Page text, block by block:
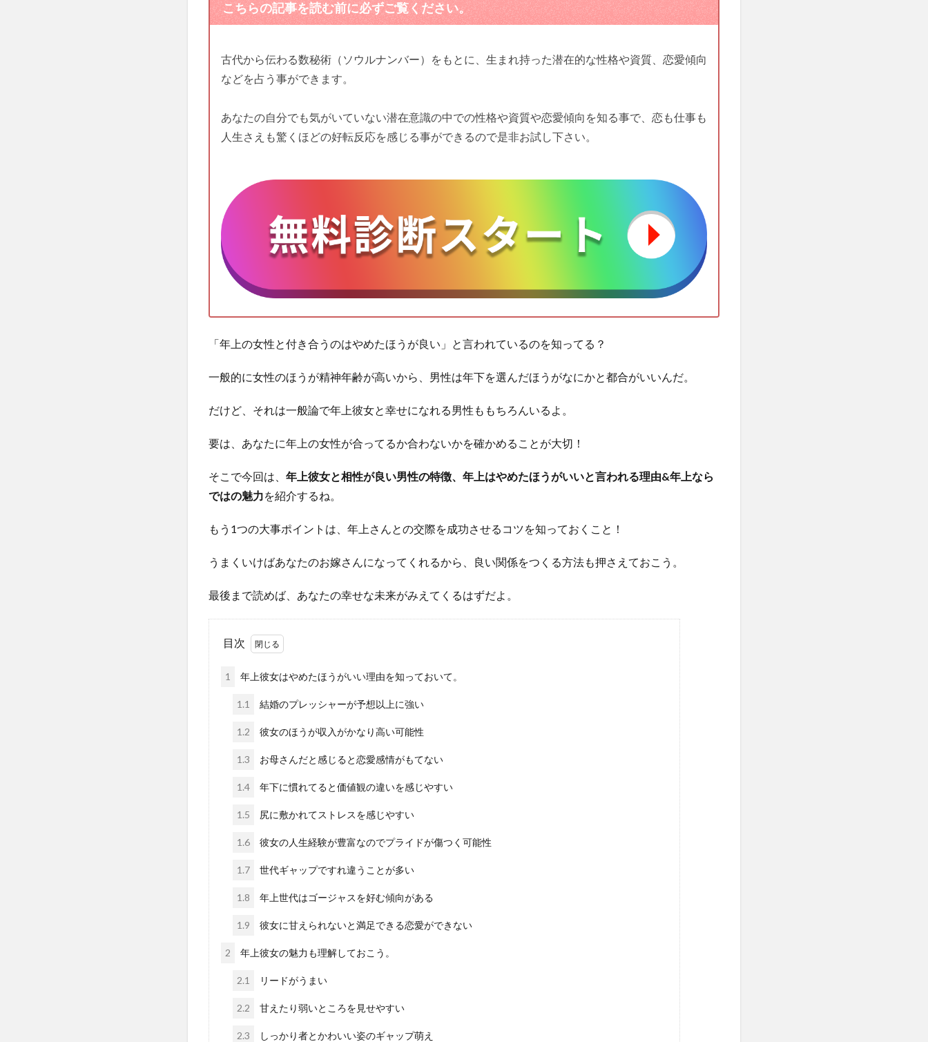
こちらの記事を読む前に必ずご覧ください。
古代から伝わる数秘術（ソウルナンバー）をもとに、生まれ持った潜在的な性格や資質、恋愛傾向
などを占う事ができます。
あなたの自分でも気がいていない潜在意識の中での性格や資質や恋愛傾向を知る事で、恋も仕事も
人生さえも驚くほどの好転反応を感じる事ができるので是非お試し下さい。
「年上の女性と付き合うのはやめたほうが良い」と言われているのを知ってる？
一般的に女性のほうが精神年齢が高いから、男性は年下を選んだほうがなにかと都合がいいんだ。
だけど、それは一般論で年上彼女と幸せになれる男性ももちろんいるよ。
要は、あなたに年上の女性が合ってるか合わないかを確かめることが大切！
そこで今回は、 年上彼女と相性が良い男性の特徴、年上はやめたほうがいいと言われる理由&年上なら
ではの魅力を紹介するね。
もう1つの大事ポイントは、年上さんとの交際を成功させるコツを知っておくこと！
うまくいけばあなたのお嫁さんになってくれるから、良い関係をつくる方法も押さえておこう。
最後まで読めば、あなたの幸せな未来がみえてくるはずだよ。
目次
1 年上彼女はやめたほうがいい理由を知っておいて。
1.1 結婚のプレッシャーが予想以上に強い
1.2 彼女のほうが収入がかなり高い可能性
1.3 お母さんだと感じると恋愛感情がもてない
1.4 年下に慣れてると価値観の違いを感じやすい
1.5 尻に敷かれてストレスを感じやすい
1.6 彼女の人生経験が豊富なのでプライドが傷つく可能性
1.7 世代ギャップですれ違うことが多い
1.8 年上世代はゴージャスを好む傾向がある
1.9 彼女に甘えられないと満足できる恋愛ができない
2 年上彼女の魅力も理解しておこう。
2.1 リードがうまい
2.2 甘えたり弱いところを見せやすい
2.3 しっかり者とかわいい姿のギャップ萌え